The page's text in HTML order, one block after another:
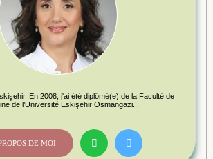
En 2008, j'ai été diplômé(e) de la Faculté de
de l’Université Eskişehir Osmangazi...
DE MOI